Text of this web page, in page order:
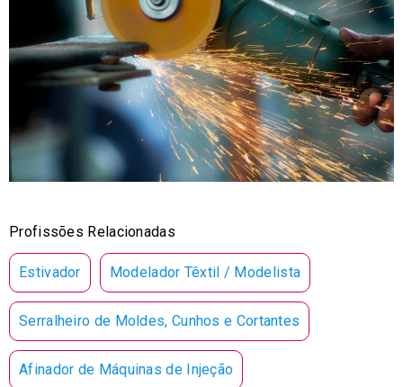
Profissões Relacionadas
Estivador Modelador Têxtil / Modelista
Serralheiro de Moldes, Cunhos e Cortantes
Afinador de Máquinas de Injeção